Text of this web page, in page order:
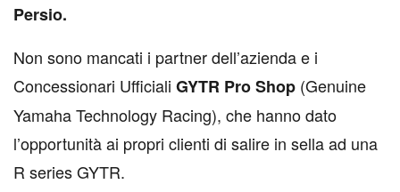
Persio.
Non sono mancati i partner dell’azienda e i
Concessionari Ufficiali GYTR Pro Shop (Genuine
Yamaha Technology Racing), che hanno dato
l’opportunità ai propri clienti di salire in sella ad una
R series GYTR.